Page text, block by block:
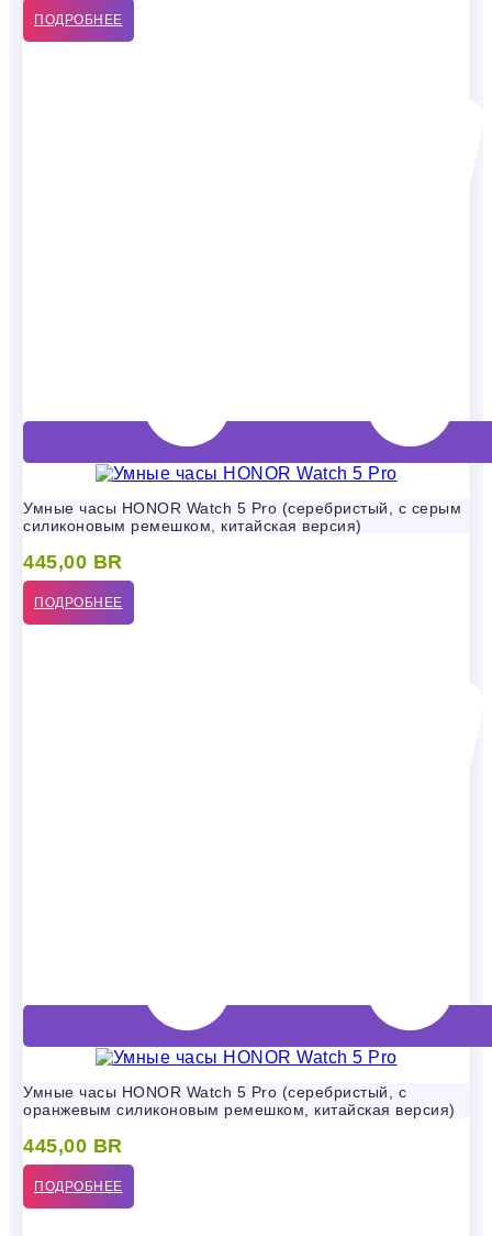
ПОДРОБНЕЕ
Умные часы HONOR Watch 5 Pro (серебристый, с серым
силиконовым ремешком, китайская версия)
445,00 BR
ПОДРОБНЕЕ
Умные часы HONOR Watch 5 Pro (серебристый, с
оранжевым силиконовым ремешком, китайская версия)
445,00 BR
ПОДРОБНЕЕ